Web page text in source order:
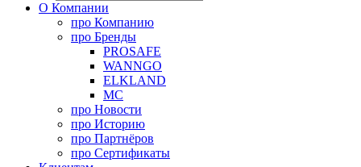
О Компании
про Компанию
про Бренды
PROSAFE
WANNGO
ELKLAND
MC
про Новости
про Историю
про Партнёров
про Сертификаты